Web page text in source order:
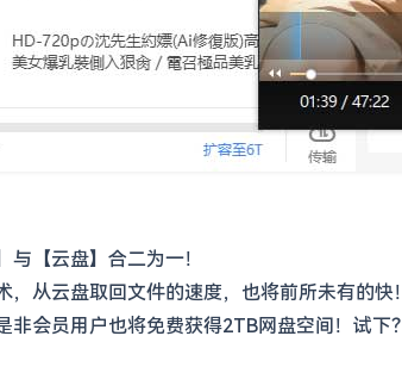
【云盘】合二为一！
从云盘取回文件的速度，也将前所未有的快！
非会员用户也将免费获得2TB网盘空间！试下？